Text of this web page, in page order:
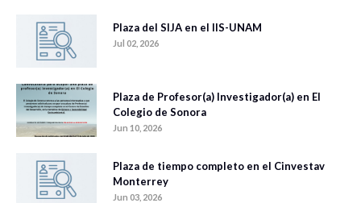
Plaza del SIJA en el IIS-UNAM
Jul 02, 2026
Plaza de Profesor(a) Investigador(a) en El
Colegio de Sonora
Jun 10, 2026
Plaza de tiempo completo en el Cinvestav
Monterrey
Jun 03, 2026